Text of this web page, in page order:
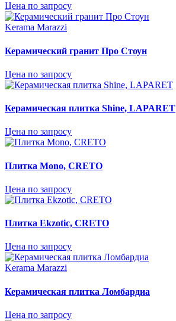
Цена по запросу
Kerama Marazzi
Керамический гранит Про Стоун
Цена по запросу
Керамическая плитка Shine, LAPARET
Цена по запросу
Плитка Mono, CRETO
Цена по запросу
Плитка Ekzotic, CRETO
Цена по запросу
Kerama Marazzi
Керамическая плитка Ломбардиа
Цена по запросу